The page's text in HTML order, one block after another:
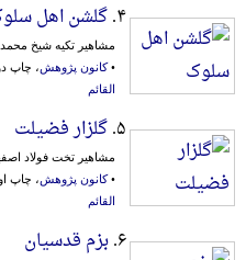
۴. گلشن اهل
مشاهیر تکیه شیخ
•کانون پژوهش، چاپ دوم،
القائم
۵. گلزار فضیلت
مشاهیر تخت فولاد
•کانون پژوهش، چاپ اول،
القائم
۶. بزم قدسیان